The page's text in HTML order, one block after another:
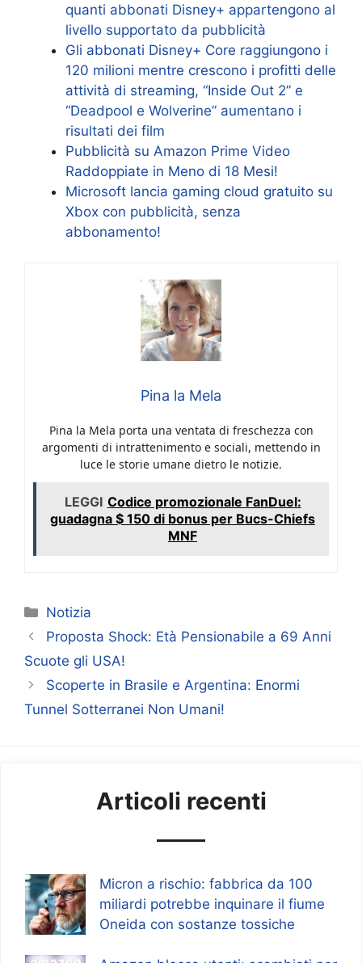
quanti abbonati Disney+ appartengono al
livello supportato da pubblicità
Gli abbonati Disney+ Core raggiungono i
120 milioni mentre crescono i profitti delle
attività di streaming, “Inside Out 2” e
“Deadpool e Wolverine” aumentano i
risultati dei film
Pubblicità su Amazon Prime Video
Raddoppiate in Meno di 18 Mesi!
Microsoft lancia gaming cloud gratuito su
Xbox con pubblicità, senza
abbonamento!
Pina la Mela
Pina la Mela porta una ventata di freschezza con
argomenti di intrattenimento e sociali, mettendo in
luce le storie umane dietro le notizie.
LEGGI Codice promozionale FanDuel:
guadagna $ 150 di bonus per Bucs-Chiefs
MNF
Categorie
Notizia
Proposta Shock: Età Pensionabile a 69 Anni
Scuote gli USA!
Scoperte in Brasile e Argentina: Enormi
Tunnel Sotterranei Non Umani!
Articoli recenti
Micron a rischio: fabbrica da 100
miliardi potrebbe inquinare il fiume
Oneida con sostanze tossiche